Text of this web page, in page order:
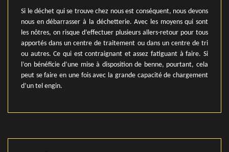
Si le déchet qui se trouve chez nous est conséquent, nous devons
nous en débarrasser à la déchetterie. Avec les moyens qui sont
les nôtres, on risque d’effectuer plusieurs allers-retour pour tous
apportés dans un centre de traitement ou dans un centre de tri
ou autres. Ce qui est contraignant et assez fatiguant à faire. Si
l’on bénéficie d’une mise à disposition de benne, pourtant, cela
peut se faire en une fois avec la grande capacité de chargement
d’un tel engin.